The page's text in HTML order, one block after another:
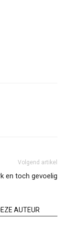
Volgend artikel
en toch gevoelig
AUTEUR